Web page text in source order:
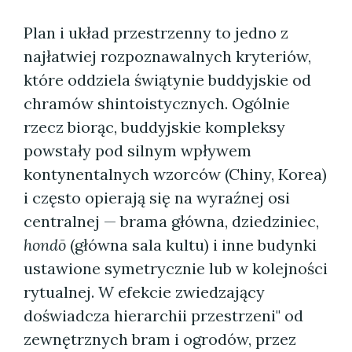
Plan i układ przestrzenny to jedno z
najłatwiej rozpoznawalnych kryteriów,
które oddziela świątynie buddyjskie od
chramów shintoistycznych. Ogólnie
rzecz biorąc, buddyjskie kompleksy
powstały pod silnym wpływem
kontynentalnych wzorców (Chiny, Korea)
i często opierają się na wyraźnej osi
centralnej — brama główna, dziedziniec,
hondō (główna sala kultu) i inne budynki
ustawione symetrycznie lub w kolejności
rytualnej. W efekcie zwiedzający
doświadcza hierarchii przestrzeni" od
zewnętrznych bram i ogrodów, przez